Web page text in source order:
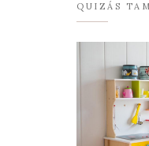
QUIZÁS